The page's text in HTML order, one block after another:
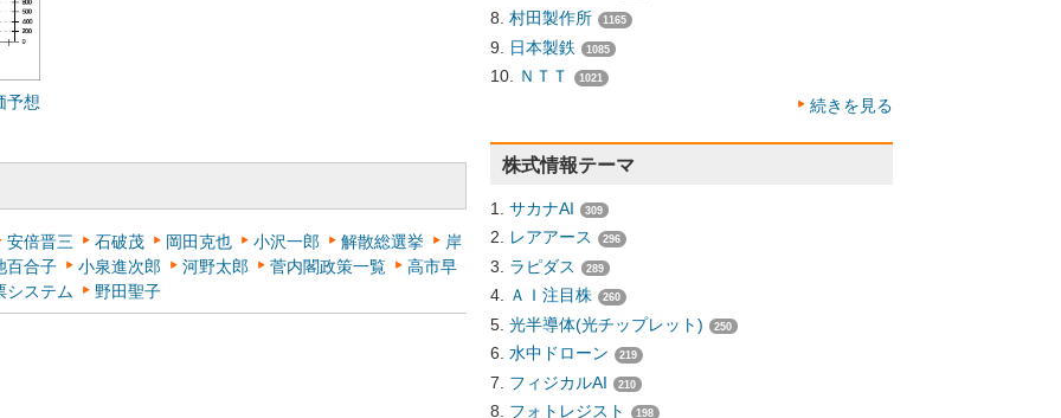
予想
安倍晋三 石破茂 岡田克也 小沢一郎 解散総選挙
岸
百合子 小泉進次郎 河野太郎 菅内閣政策一覧
高市早
システム 野田聖子
村田製作所 1165
日本製鉄 1085
ＮＴＴ 1021
続きを見る
株式情報テーマ
サカナAI 309
レアアース 296
ラピダス 289
ＡＩ注目株 260
光半導体(光チップレット) 250
水中ドローン 219
フィジカルAI 210
フォトレジスト 198